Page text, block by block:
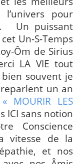
l’univers pour
Un puissant
Un-S-Temps
Ôm de Sirius
LA VIE tout
bien souvent je
un an
« MOURIR LES
ICI sans notion
Conscience
vitesse de la
et nos